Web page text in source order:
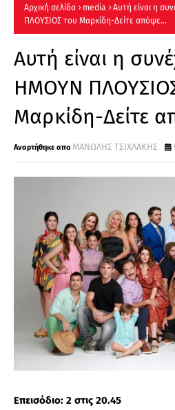
Αρχική σελίδα media
Αυτή είναι η
ΠΛΟΥΣΙΟΣ του Μαρκίδη-Δείτε απόψε...
Αυτή είναι η
ΗΜΟΥΝ
Μαρκίδη-Δείτε
ΜΑΝΩΛΗΣ ΤΣΙΧΛΑΚΗΣ
Επεισόδιο: 2 στις 20.45